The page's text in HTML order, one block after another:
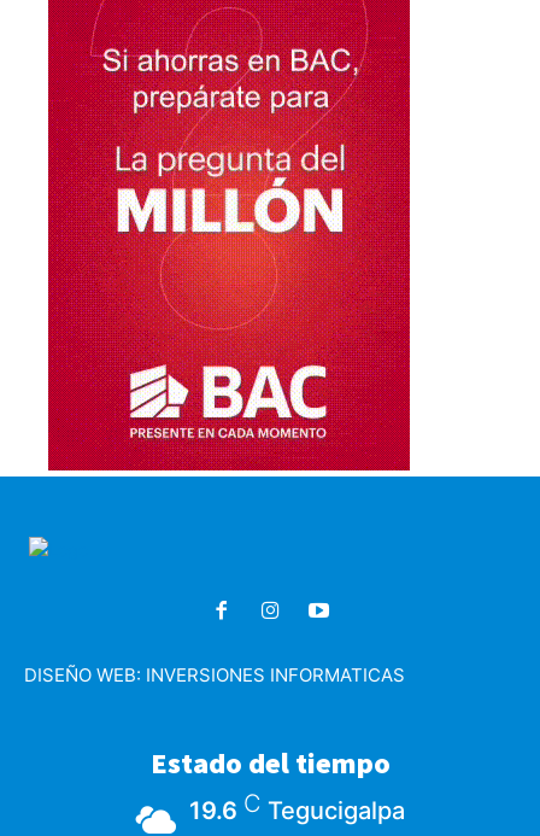
DISEÑO WEB: INVERSIONES INFORMATICAS
Estado del tiempo
19.6 C Tegucigalpa